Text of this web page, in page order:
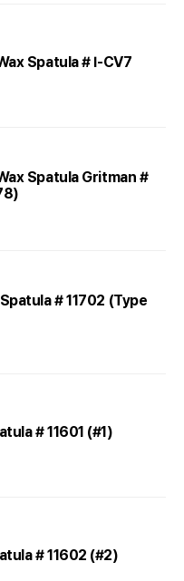
Spatula # I-CV7
Spatula Gritman #
# 11702 (Type
# 11601 (#1)
# 11602 (#2)